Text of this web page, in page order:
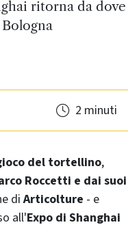
ritorna da dove
2 minuti
del tortellino,
Roccetti e dai suoi
diArticolture - e
all'Expo di Shanghai